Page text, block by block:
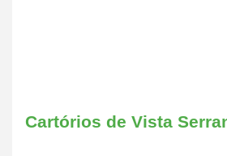
Cartórios de Vista